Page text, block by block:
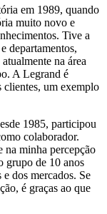
em 1989, quando
muito novo e
Tive a
departamentos,
na área
A Legrand é
clientes, um exemplo
1985, participou
colaborador.
na minha percepção
grupo de 10 anos
dos mercados. Se
é graças ao que